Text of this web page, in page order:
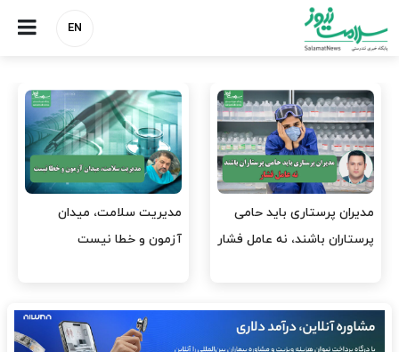
EN
وقت وزیر بهداشت باید صرف
افتتاح پروژه‌ها شود؟
واردات دارو و کالاهای اساسی
باید در اولویت تخصیص ارز